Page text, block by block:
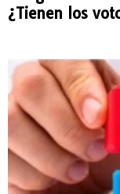
¿Tienen los